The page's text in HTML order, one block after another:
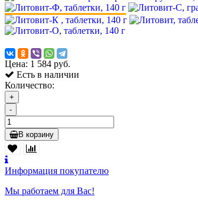
Цена: 1 584 руб.
Есть в наличии
Количество:
+
-
В корзину
Информация покупателю
Мы работаем для Вас!